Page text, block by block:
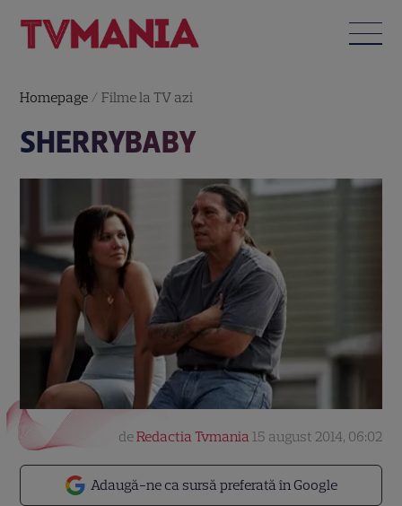
Homepage /Filme la TV azi
SHERRYBABY
Adaugă-ne ca sursă preferată în Google
deRedactia Tvmania 15 august 2014, 06:02